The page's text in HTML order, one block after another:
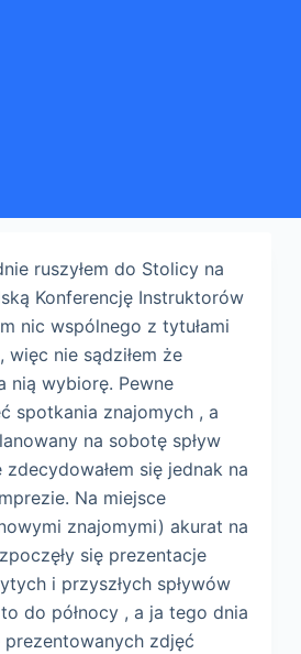
ruszyłem do Stolicy na
Konferencję Instruktorów
nic wspólnego z tytułami
nie sądziłem że
nią wybiorę. Pewne
spotkania znajomych , a
na sobotę spływ
się jednak na
Na miejsce
znajomymi) akurat na
się prezentacje
i przyszłych spływów
do północy , a ja tego dnia
zdjęć